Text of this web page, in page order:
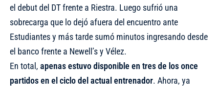
el debut del DT frente a Riestra. Luego sufrió una
sobrecarga que lo dejó afuera del encuentro ante
Estudiantes y más tarde sumó minutos ingresando desde
el banco frente a Newell’s y Vélez.
En total, apenas estuvo disponible en tres de los once
partidos en el ciclo del actual entrenador. Ahora, ya